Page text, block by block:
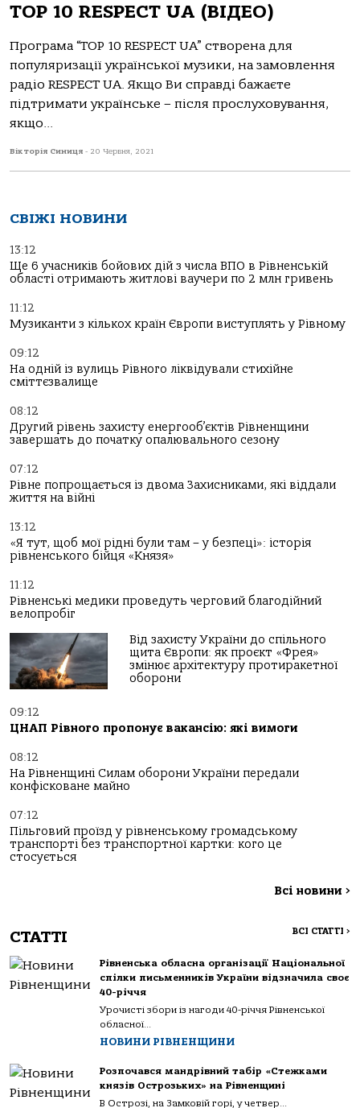
TOP 10 RESPECT UA (ВІДЕО)
Програма “TOP 10 RESPECT UA” створена для
популяризації української музики, на замовлення
радіо RESPECT UA. Якщо Ви справді бажаєте
підтримати українське – після прослуховування,
якщо...
Вікторія Синиця - 20 Червня, 2021
СВІЖІ НОВИНИ
13:12
Ще 6 учасників бойових дій з числа ВПО в Рівненській
області отримають житлові ваучери по 2 млн гривень
11:12
Музиканти з кількох країн Європи виступлять у Рівному
09:12
На одній із вулиць Рівного ліквідували стихійне
сміттєзвалище
08:12
Другий рівень захисту енергооб’єктів Рівненщини
завершать до початку опалювального сезону
07:12
Рівне попрощається із двома Захисниками, які віддали
життя на війні
13:12
«Я тут, щоб мої рідні були там – у безпеці»: історія
рівненського бійця «Князя»
11:12
Рівненські медики проведуть черговий благодійний
велопробіг
Від захисту України до спільного
щита Європи: як проєкт «Фрея»
змінює архітектуру протиракетної
оборони
09:12
ЦНАП Рівного пропонує вакансію: які вимоги
08:12
На Рівненщині Силам оборони України передали
конфісковане майно
07:12
Пільговий проїзд у рівненському громадському
транспорті без транспортної картки: кого це
стосується
Всі новини >
СТАТТІ ВСІ СТАТТІ >
Рівненська обласна організації Національної
спілки письменників України відзначила своє
40-річчя
Урочисті збори із нагоди 40-річчя Рівненської
обласної...
НОВИНИ РІВНЕНЩИНИ
Розпочався мандрівний табір «Стежками
князів Острозьких» на Рівненщині
В Острозі, на Замковій горі, у четвер...